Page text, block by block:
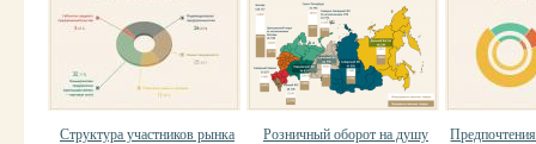
Структура участников рынка
Розничный оборот на душу